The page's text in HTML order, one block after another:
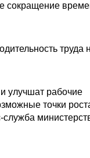
сокращение
труда
улучшат рабочие
точки